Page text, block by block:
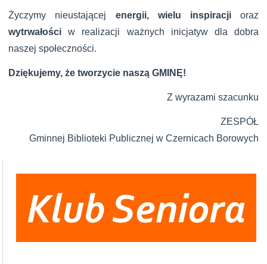
Życzymy nieustającej energii, wielu inspiracji oraz
wytrwałości w realizacji ważnych inicjatyw dla dobra
naszej społeczności.
Dziękujemy, że tworzycie naszą GMINĘ!
Z wyrazami szacunku
ZESPÓŁ
Gminnej Biblioteki Publicznej w Czernicach Borowych